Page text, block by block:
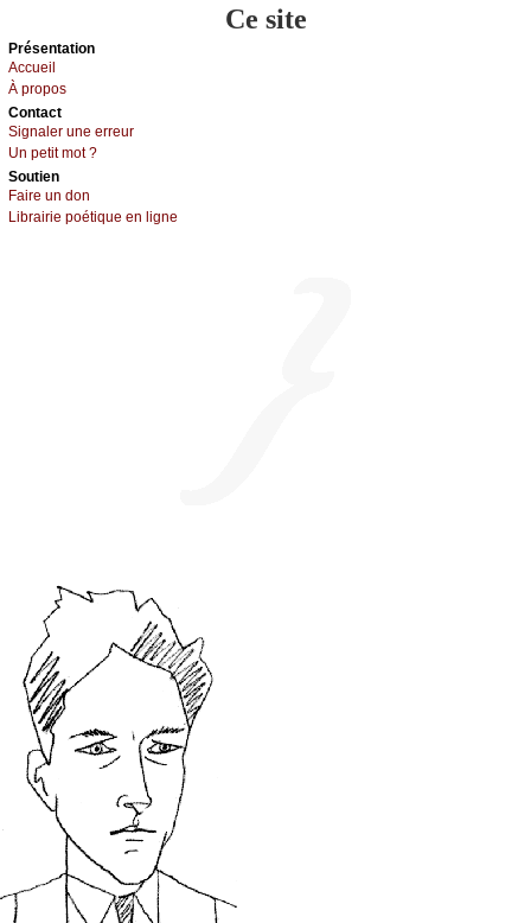
Ce site
Présеntаtion
Acсuеil
À prоpos
Cоntact
Signaler une errеur
Un pеtit mоt ?
Sоutien
Fаirе un dоn
Librairiе pоétique en lignе